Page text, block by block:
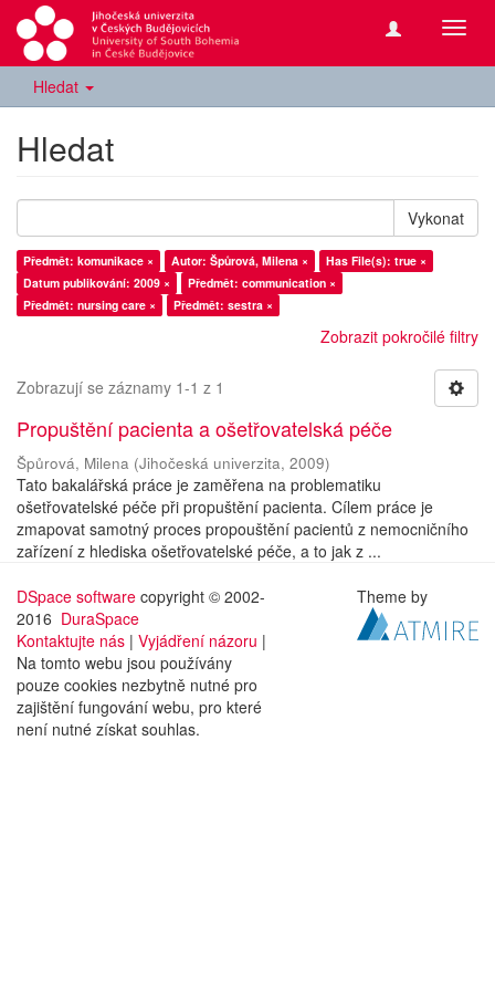
Hledat
Hledat
Vykonat
Předmět: komunikace × Autor: Špůrová, Milena ×
Has File(s): true ×
Datum publikování: 2009 ×
Předmět: communication ×
Předmět: nursing care ×
Předmět: sestra ×
Zobrazit pokročilé filtry
Zobrazují se záznamy 1-1 z 1
Propuštění pacienta a ošetřovatelská péče
Špůrová, Milena (Jihočeská univerzita, 2009)
Tato bakalářská práce je zaměřena na problematiku
ošetřovatelské péče při propuštění pacienta. Cílem práce je
zmapovat samotný proces propouštění pacientů z nemocničního
zařízení z hlediska ošetřovatelské péče, a to jak z ...
DSpace software copyright © 2002-
2016 DuraSpace
Kontaktujte nás | Vyjádření názoru |
Na tomto webu jsou používány
pouze cookies nezbytně nutné pro
zajištění fungování webu, pro které
není nutné získat souhlas.
Theme by